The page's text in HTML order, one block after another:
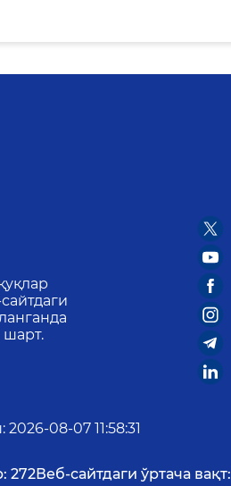
шарт.
: 2026-08-07 11:58:31
272Веб-сайтдаги ўртача вақт: